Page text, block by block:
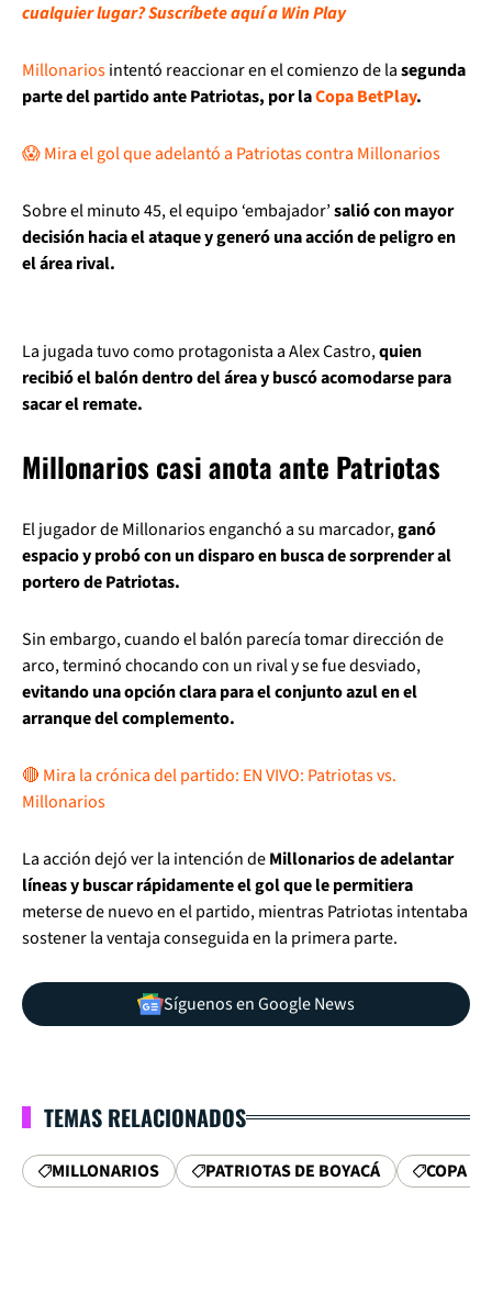
cualquier lugar? Suscríbete aquí a Win Play
Millonariosintentó reaccionar en el comienzo de lasegunda
parte del partido ante Patriotas, por laCopa BetPlay.
😱 Mira el gol que adelantó a Patriotas contra Millonarios
Sobre el minuto 45, el equipo ‘embajador’salió con mayor
decisión hacia el ataque y generó una acción de peligro en
el área rival.
La jugada tuvo como protagonista a Alex Castro,quien
recibió el balón dentro del área y buscó acomodarse para
sacar el remate.
Millonarios casi anota ante Patriotas
El jugador de Millonarios enganchó a su marcador,ganó
espacio y probó con un disparo en busca de sorprender al
portero de Patriotas.
Sin embargo, cuando el balón parecía tomar dirección de
arco, terminó chocando con un rival y se fue desviado,
evitando una opción clara para el conjunto azul en el
arranque del complemento.
🔴 Mira la crónica del partido: EN VIVO: Patriotas vs.
Millonarios
La acción dejó ver la intención deMillonarios de adelantar
líneas y buscar rápidamente el gol que le permitiera
meterse de nuevo en el partido, mientras Patriotas intentaba
sostener la ventaja conseguida en la primera parte.
Síguenos en Google News
TEMAS RELACIONADOS
MILLONARIOS PATRIOTAS DE BOYACÁ COPA